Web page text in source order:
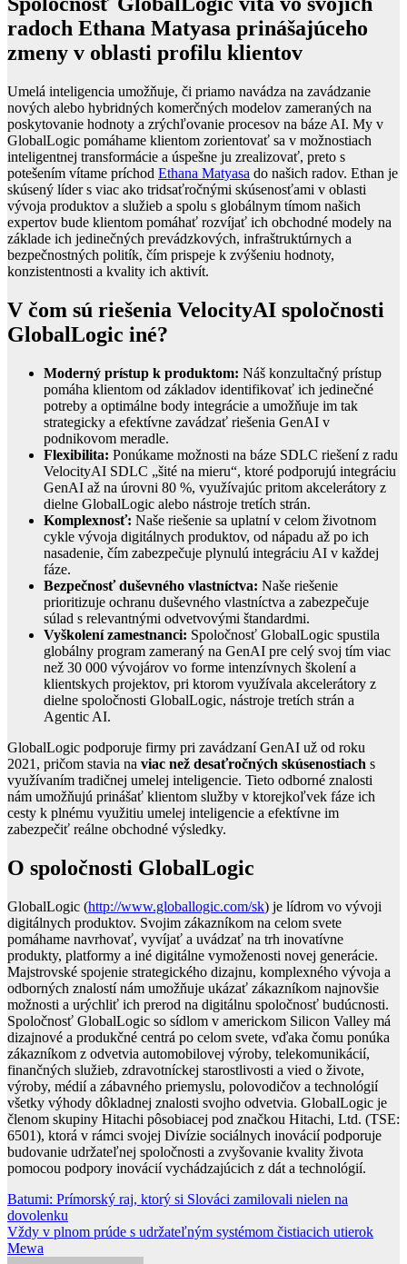
radoch Ethana Matyasa prinášajúceho
zmeny v oblasti profilu klientov
Umelá inteligencia umožňuje, či priamo navádza na zavádzanie
nových alebo hybridných komerčných modelov zameraných na
poskytovanie hodnoty a zrýchľovanie procesov na báze AI. My v
GlobalLogic pomáhame klientom zorientovať sa v možnostiach
inteligentnej transformácie a úspešne ju zrealizovať, preto s
potešením vítame príchod Ethana Matyasa do našich radov. Ethan je
skúsený líder s viac ako tridsaťročnými skúsenosťami v oblasti
vývoja produktov a služieb a spolu s globálnym tímom našich
expertov bude klientom pomáhať rozvíjať ich obchodné modely na
základe ich jedinečných prevádzkových, infraštruktúrnych a
bezpečnostných politík, čím prispeje k zvýšeniu hodnoty,
konzistentnosti a kvality ich aktivít.
V čom sú riešenia VelocityAI spoločnosti
GlobalLogic iné?
Moderný prístup k produktom: Náš konzultačný prístup
pomáha klientom od základov identifikovať ich jedinečné
potreby a optimálne body integrácie a umožňuje im tak
strategicky a efektívne zavádzať riešenia GenAI v
podnikovom meradle.
Flexibilita: Ponúkame možnosti na báze SDLC riešení z radu
VelocityAI SDLC „šité na mieru“, ktoré podporujú integráciu
GenAI až na úrovni 80 %, využívajúc pritom akcelerátory z
dielne GlobalLogic alebo nástroje tretích strán.
Komplexnosť: Naše riešenie sa uplatní v celom životnom
cykle vývoja digitálnych produktov, od nápadu až po ich
nasadenie, čím zabezpečuje plynulú integráciu AI v každej
fáze.
Bezpečnosť duševného vlastníctva: Naše riešenie
prioritizuje ochranu duševného vlastníctva a zabezpečuje
súlad s relevantnými odvetvovými štandardmi.
Vyškolení zamestnanci: Spoločnosť GlobalLogic spustila
globálny program zameraný na GenAI pre celý svoj tím viac
než 30 000 vývojárov vo forme intenzívnych školení a
klientskych projektov, pri ktorom využívala akcelerátory z
dielne spoločnosti GlobalLogic, nástroje tretích strán a
Agentic AI.
GlobalLogic podporuje firmy pri zavádzaní GenAI už od roku
2021, pričom stavia na viac než desaťročných skúsenostiach s
využívaním tradičnej umelej inteligencie. Tieto odborné znalosti
nám umožňujú prinášať klientom služby v ktorejkoľvek fáze ich
cesty k plnému využitiu umelej inteligencie a efektívne im
zabezpečiť reálne obchodné výsledky.
O spoločnosti GlobalLogic
GlobalLogic (http://www.globallogic.com/sk) je lídrom vo vývoji
digitálnych produktov. Svojim zákazníkom na celom svete
pomáhame navrhovať, vyvíjať a uvádzať na trh inovatívne
produkty, platformy a iné digitálne vymoženosti novej generácie.
Majstrovské spojenie strategického dizajnu, komplexného vývoja a
odborných znalostí nám umožňuje ukázať zákazníkom najnovšie
možnosti a urýchliť ich prerod na digitálnu spoločnosť budúcnosti.
Spoločnosť GlobalLogic so sídlom v americkom Silicon Valley má
dizajnové a produkčné centrá po celom svete, vďaka čomu ponúka
zákazníkom z odvetvia automobilovej výroby, telekomunikácií,
finančných služieb, zdravotníckej starostlivosti a vied o živote,
výroby, médií a zábavného priemyslu, polovodičov a technológií
všetky výhody dôkladnej znalosti svojho odvetvia. GlobalLogic je
členom skupiny Hitachi pôsobiacej pod značkou Hitachi, Ltd. (TSE:
6501), ktorá v rámci svojej Divízie sociálnych inovácií podporuje
budovanie udržateľnej spoločnosti a zvyšovanie kvality života
pomocou podpory inovácií vychádzajúcich z dát a technológií.
Navigácia
v
článku
Batumi: Prímorský raj, ktorý si Slováci zamilovali nielen na
dovolenku
Vždy v plnom prúde s udržateľným systémom čistiacich utierok
Mewa